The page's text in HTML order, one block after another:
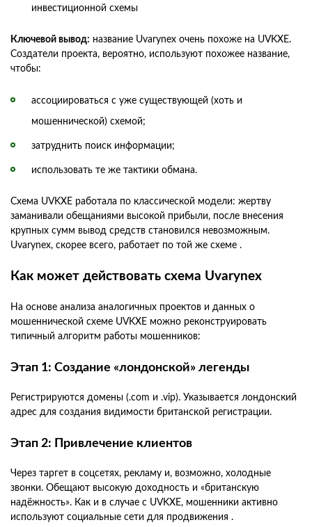
инвестиционной схемы
Ключевой вывод: название Uvarynex очень похоже на UVKXE.
Создатели проекта, вероятно, используют похожее название,
чтобы:
ассоциироваться с уже существующей (хоть и
мошеннической) схемой;
затруднить поиск информации;
использовать те же тактики обмана.
Схема UVKXE работала по классической модели: жертву
заманивали обещаниями высокой прибыли, после внесения
крупных сумм вывод средств становился невозможным.
Uvarynex, скорее всего, работает по той же схеме .
Как может действовать схема Uvarynex
На основе анализа аналогичных проектов и данных о
мошеннической схеме UVKXE можно реконструировать
типичный алгоритм работы мошенников:
Этап 1: Создание «лондонской» легенды
Регистрируются домены (.com и .vip). Указывается лондонский
адрес для создания видимости британской регистрации.
Этап 2: Привлечение клиентов
Через таргет в соцсетях, рекламу и, возможно, холодные
звонки. Обещают высокую доходность и «британскую
надёжность». Как и в случае с UVKXE, мошенники активно
используют социальные сети для продвижения .